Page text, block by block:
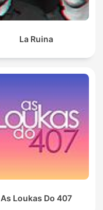
La Ruina
As Loukas Do 407